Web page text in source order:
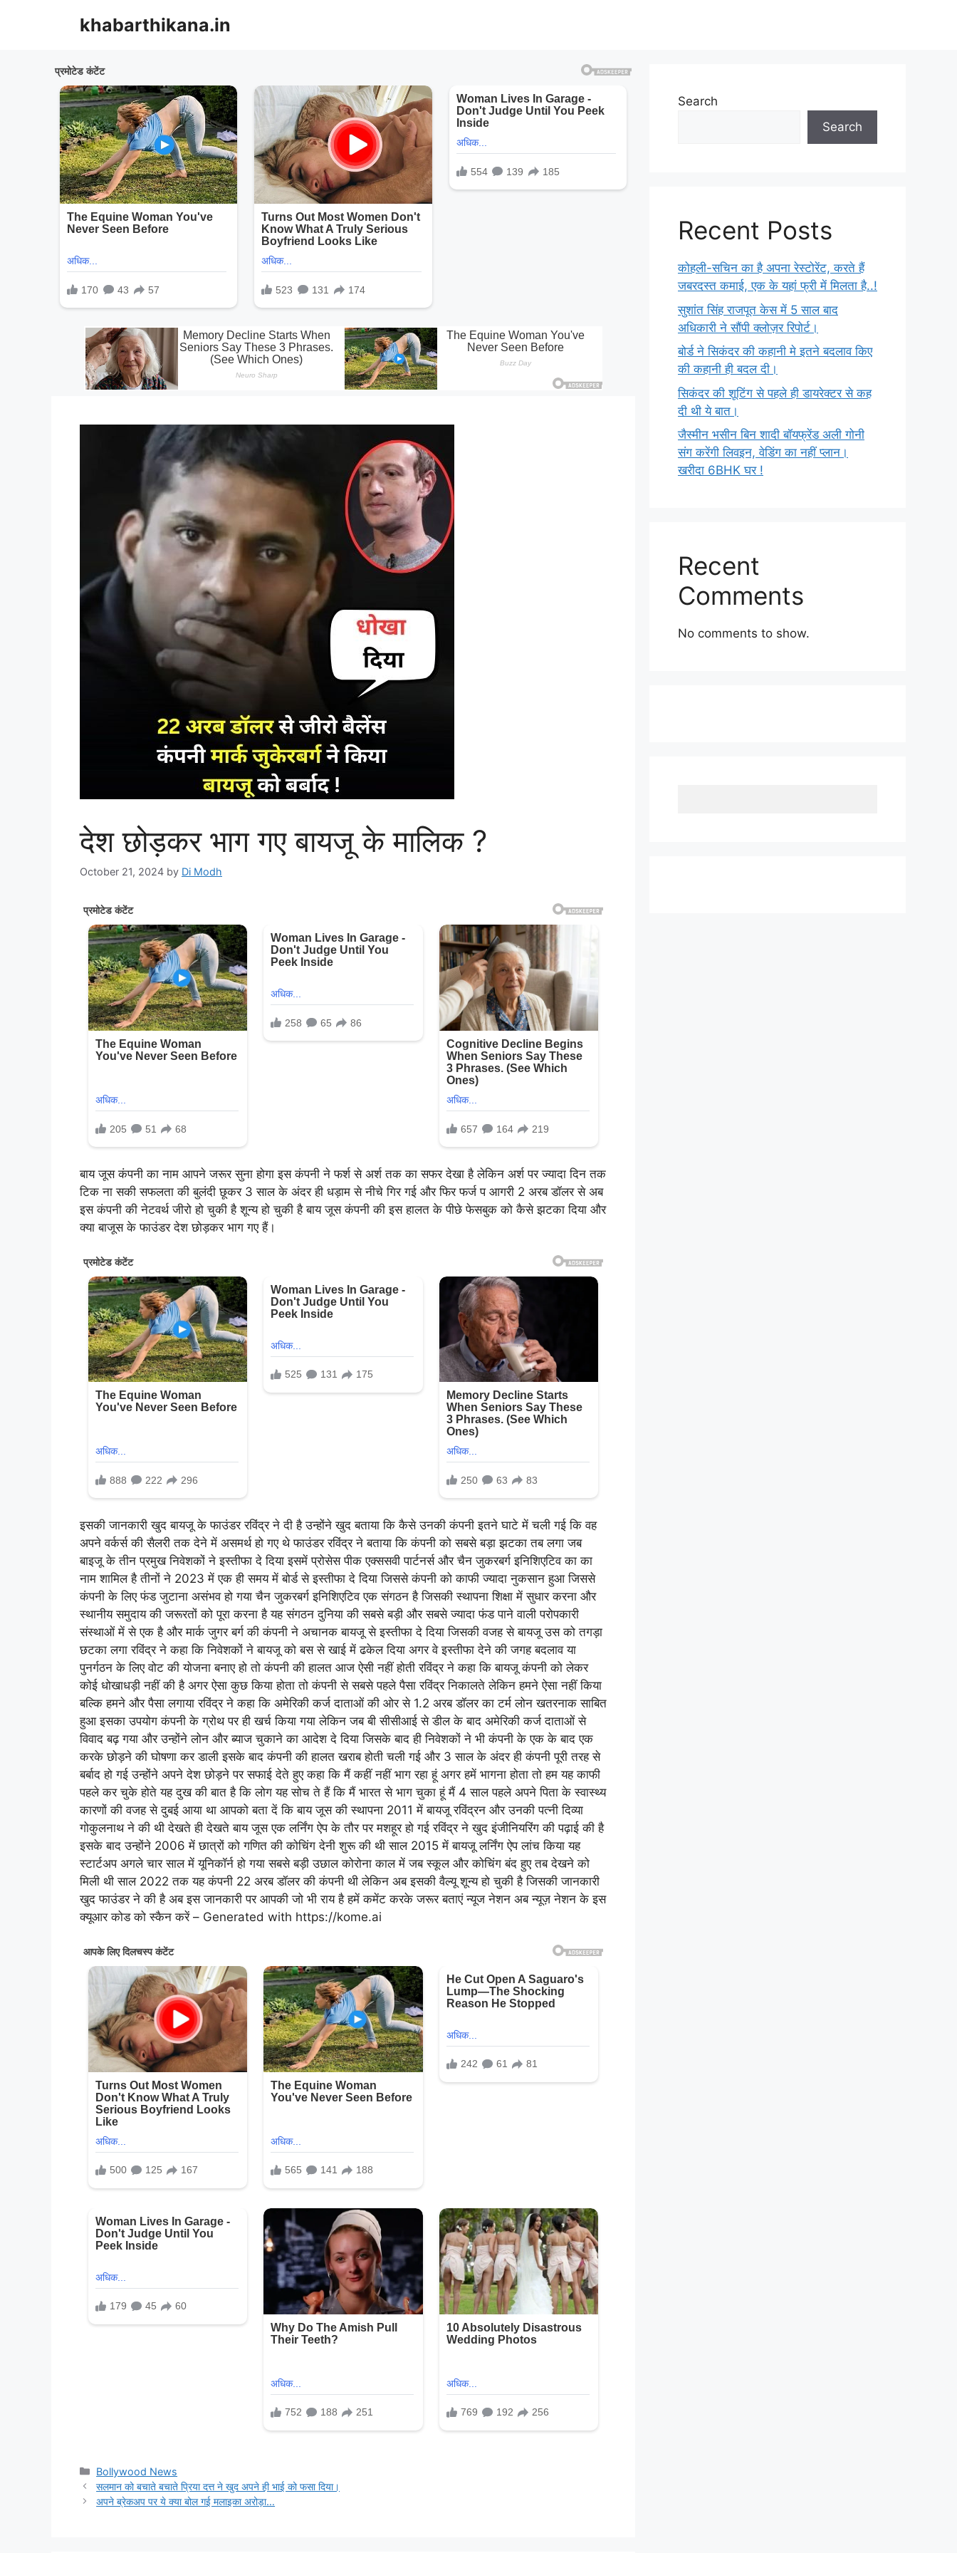
khabarthikana.in
देश छोड़कर भाग गए बायजू के मालिक ?
October 21, 2024 by Di Modh
बाय जूस कंपनी का नाम आपने जरूर सुना होगा इस कंपनी ने फर्श से अर्श तक का सफर देखा है लेकिन अर्श पर ज्यादा दिन तक
टिक ना सकी सफलता की बुलंदी छूकर 3 साल के अंदर ही धड़ाम से नीचे गिर गई और फिर फर्ज प आगरी 2 अरब डॉलर से अब
इस कंपनी की नेटवर्थ जीरो हो चुकी है शून्य हो चुकी है बाय जूस कंपनी की इस हालत के पीछे फेसबुक को कैसे झटका दिया और
क्या बाजूस के फाउंडर देश छोड़कर भाग गए हैं।
इसकी जानकारी खुद बायजू के फाउंडर रविंद्र ने दी है उन्होंने खुद बताया कि कैसे उनकी कंपनी इतने घाटे में चली गई कि वह
अपने वर्कर्स की सैलरी तक देने में असमर्थ हो गए थे फाउंडर रविंद्र ने बताया कि कंपनी को सबसे बड़ा झटका तब लगा जब
बाइजू के तीन प्रमुख निवेशकों ने इस्तीफा दे दिया इसमें प्रोसेस पीक एक्ससवी पार्टनर्स और चैन जुकरबर्ग इनिशिएटिव का का
नाम शामिल है तीनों ने 2023 में एक ही समय में बोर्ड से इस्तीफा दे दिया जिससे कंपनी को काफी ज्यादा नुकसान हुआ जिससे
कंपनी के लिए फंड जुटाना असंभव हो गया चैन जुकरबर्ग इनिशिएटिव एक संगठन है जिसकी स्थापना शिक्षा में सुधार करना और
स्थानीय समुदाय की जरूरतों को पूरा करना है यह संगठन दुनिया की सबसे बड़ी और सबसे ज्यादा फंड पाने वाली परोपकारी
संस्थाओं में से एक है और मार्क जुगर बर्ग की कंपनी ने अचानक बायजू से इस्तीफा दे दिया जिसकी वजह से बायजू उस को तगड़ा
छटका लगा रविंद्र ने कहा कि निवेशकों ने बायजू को बस से खाई में ढकेल दिया अगर वे इस्तीफा देने की जगह बदलाव या
पुनर्गठन के लिए वोट की योजना बनाए हो तो कंपनी की हालत आज ऐसी नहीं होती रविंद्र ने कहा कि बायजू कंपनी को लेकर
कोई धोखाधड़ी नहीं की है अगर ऐसा कुछ किया होता तो कंपनी से सबसे पहले पैसा रविंद्र निकालते लेकिन हमने ऐसा नहीं किया
बल्कि हमने और पैसा लगाया रविंद्र ने कहा कि अमेरिकी कर्ज दाताओं की ओर से 1.2 अरब डॉलर का टर्म लोन खतरनाक साबित
हुआ इसका उपयोग कंपनी के ग्रोथ पर ही खर्च किया गया लेकिन जब बी सीसीआई से डील के बाद अमेरिकी कर्ज दाताओं से
विवाद बढ़ गया और उन्होंने लोन और ब्याज चुकाने का आदेश दे दिया जिसके बाद ही निवेशकों ने भी कंपनी के एक के बाद एक
करके छोड़ने की घोषणा कर डाली इसके बाद कंपनी की हालत खराब होती चली गई और 3 साल के अंदर ही कंपनी पूरी तरह से
बर्बाद हो गई उन्होंने अपने देश छोड़ने पर सफाई देते हुए कहा कि मैं कहीं नहीं भाग रहा हूं अगर हमें भागना होता तो हम यह काफी
पहले कर चुके होते यह दुख की बात है कि लोग यह सोच ते हैं कि मैं भारत से भाग चुका हूं मैं 4 साल पहले अपने पिता के स्वास्थ्य
कारणों की वजह से दुबई आया था आपको बता दें कि बाय जूस की स्थापना 2011 में बायजू रविंद्रन और उनकी पत्नी दिव्या
गोकुलनाथ ने की थी देखते ही देखते बाय जूस एक लर्निंग ऐप के तौर पर मशहूर हो गई रविंद्र ने खुद इंजीनियरिंग की पढ़ाई की है
इसके बाद उन्होंने 2006 में छात्रों को गणित की कोचिंग देनी शुरू की थी साल 2015 में बायजू लर्निंग ऐप लांच किया यह
स्टार्टअप अगले चार साल में यूनिकॉर्न हो गया सबसे बड़ी उछाल कोरोना काल में जब स्कूल और कोचिंग बंद हुए तब देखने को
मिली थी साल 2022 तक यह कंपनी 22 अरब डॉलर की कंपनी थी लेकिन अब इसकी वैल्यू शून्य हो चुकी है जिसकी जानकारी
खुद फाउंडर ने की है अब इस जानकारी पर आपकी जो भी राय है हमें कमेंट करके जरूर बताएं न्यूज नेशन अब न्यूज़ नेशन के इस
क्यूआर कोड को स्कैन करें – Generated with https://kome.ai
Categories
Bollywood News
सलमान को बचाते बचाते प्रिया दत्त ने खुद अपने ही भाई को फसा दिया।
अपने ब्रेकअप पर ये क्या बोल गई मलाइका अरोड़ा…
Search
Search
Recent Posts
कोहली-सचिन का है अपना रेस्टोरेंट, करते हैं
जबरदस्त कमाई, एक के यहां फ्री में मिलता है..!
सुशांत सिंह राजपूत केस में 5 साल बाद
अधिकारी ने सौंपी क्लोज़र रिपोर्ट।
बोर्ड ने सिकंदर की कहानी मे इतने बदलाव किए
की कहानी ही बदल दी।
सिकंदर की शूटिंग से पहले ही डायरेक्टर से कह
दी थी ये बात।
जैस्मीन भसीन बिन शादी बॉयफ्रेंड अली गोनी
संग करेंगी लिवइन, वेडिंग का नहीं प्लान।
खरीदा 6BHK घर !
Recent
Comments
No comments to show.